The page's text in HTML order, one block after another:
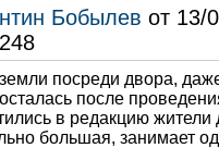
Бобылев от 13/
посреди двора,
после
в редакцию
большая, занимает